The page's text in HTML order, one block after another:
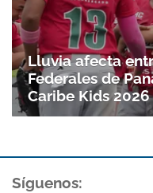
Lluvia afecta
Federales de
Caribe Kids 2026
Síguenos: